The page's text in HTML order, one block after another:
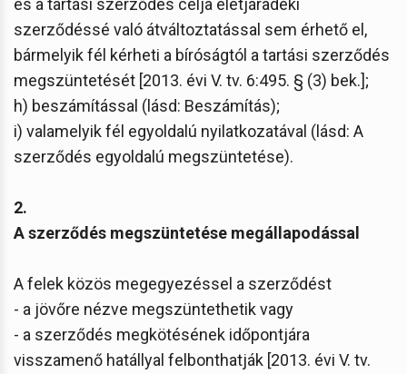
szerződéssé való átváltoztatással sem érhető el,
bármelyik fél kérheti a bíróságtól a tartási szerződés
megszüntetését [2013. évi V. tv. 6:495. § (3) bek.];
h) beszámítással (lásd: Beszámítás);
i) valamelyik fél egyoldalú nyilatkozatával (lásd: A
szerződés egyoldalú megszüntetése).
2.
A szerződés megszüntetése megállapodással
A felek közös megegyezéssel a szerződést
- a jövőre nézve megszüntethetik vagy
- a szerződés megkötésének időpontjára
visszamenő hatállyal felbonthatják [2013. évi V. tv.